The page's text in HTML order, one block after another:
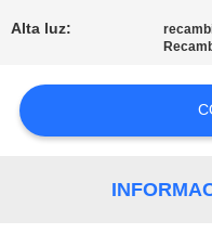
SOLICITAR
UNA
COTIZACIÓN
Alta luz: